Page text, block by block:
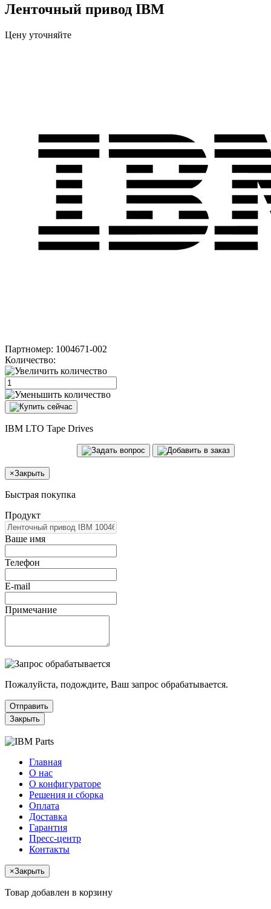
Ленточный привод IBM
Цену уточняйте
Партномер: 1004671-002
Количество:
IBM LTO Tape Drives
×Закрыть
Быстрая покупка
Продукт
Ваше имя
Телефон
E-mail
Примечание
Пожалуйста, подождите, Ваш запрос обрабатывается.
Отправить
Закрыть
Главная
О нас
О конфигураторе
Решения и сборка
Оплата
Доставка
Гарантия
Пресс-центр
Контакты
×Закрыть
Товар добавлен в корзину